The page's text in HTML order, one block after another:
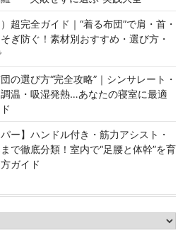
超完全ガイド｜“着る布団”で肩・首・
ぎ防ぐ！素材別おすすめ・選び方・
の選び方“完全攻略”｜シンサレート・
温・吸湿発熱…あなたの寝室に最適
パー】ハンドル付き・筋力アシスト・
で徹底分類！室内で“足腰と体幹”を育
ガイド